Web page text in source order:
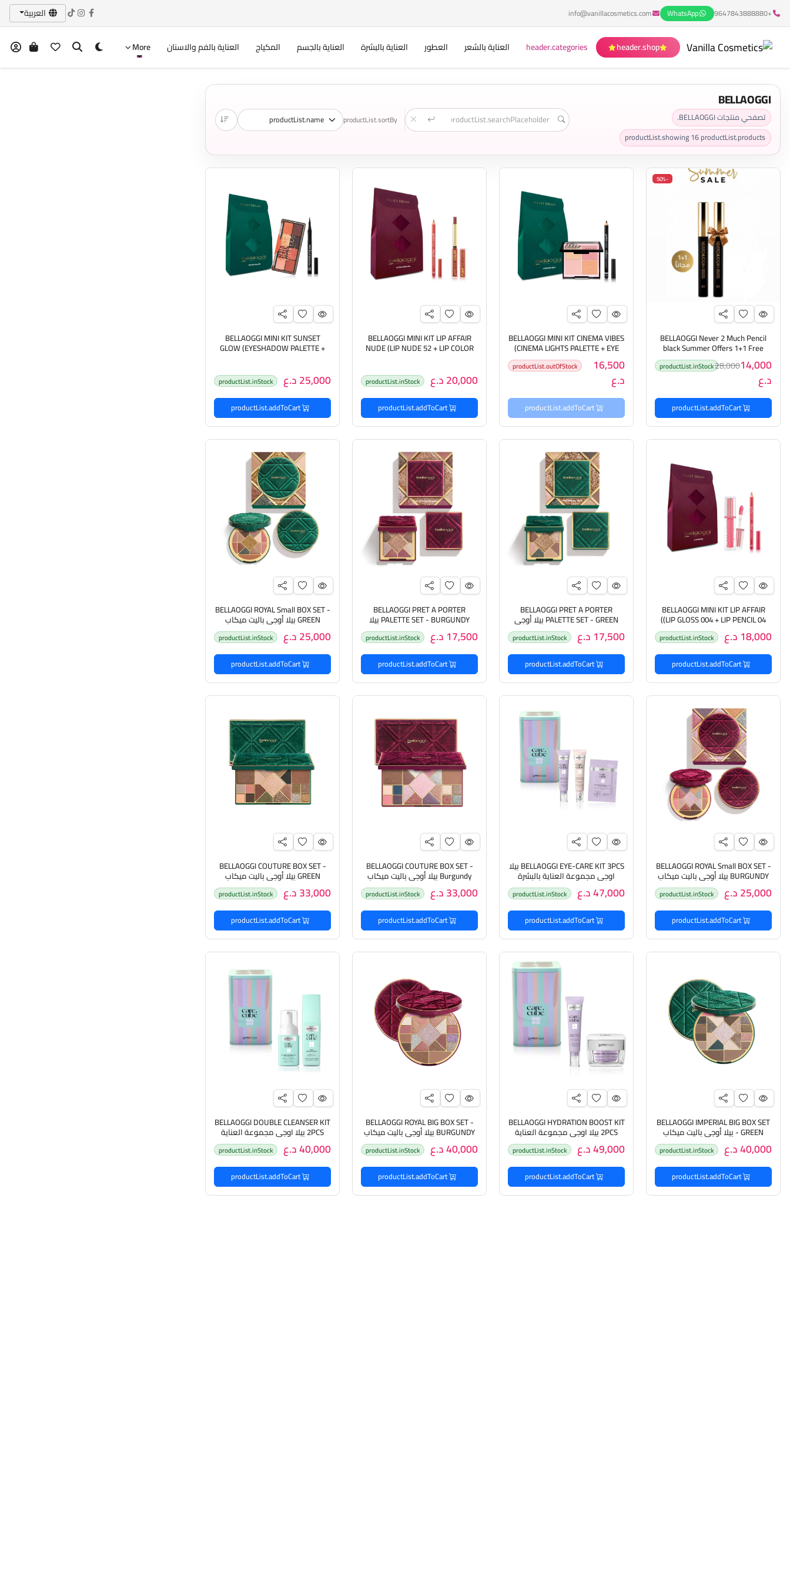
+9647843888880
WhatsApp
info@vanillacosmetics.com العربية
header.shop
header.categories العناية بالشعر العطور العناية بالبشرة العناية بالجسم المكياج العناية بالفم والاسنان More
BELLAOGGI
تصفحي منتجات BELLAOGGI.
productList.showing16productList.products
productList.sortBy
-50%
BELLAOGGI Never 2 Much Pencil
black Summer Offers 1+1 Free
بيلاأوجي عرض الصيف كحل للعين
قطعة + قطعة مجاناً14,000
د.ع
28,000
productList.inStock
productList.addToCart
BELLAOGGI MINI KIT CINEMA VIBES
(CINEMA LIGHTS PALETTE + EYE
LINER 01) بيلا أوجي بكج مكياج
عيون 16,500
د.ع
productList.outOfStock
productList.addToCart
BELLAOGGI MINI KIT LIP AFFAIR
NUDE (LIP NUDE 52 + LIP COLOR
20,000 د.ع productList.inStock
productList.addToCart
BELLAOGGI MINI KIT SUNSET
GLOW (EYESHADOW PALETTE +
25,000 د.ع productList.inStock
productList.addToCart
BELLAOGGI MINI KIT LIP AFFAIR
(LIP GLOSS 004 + LIP PENCIL 04)
بيلا أوجي بكج مكياج شفاه18,000 د.ع productList.inStock
productList.addToCart
BELLAOGGI PRET A PORTER
PALETTE SET - GREEN بيلا أوجي
باليت ظلال عيون 17,500 د.ع productList.inStock
productList.addToCart
BELLAOGGI PRET A PORTER
PALETTE SET - BURGUNDY بيلا
أوجي باليت ظلال عيون17,500 د.ع productList.inStock
productList.addToCart
BELLAOGGI ROYAL Small BOX SET -
GREEN بيلا أوجي باليت ميكاب
متكامل للبشرة 25,000 د.ع productList.inStock
productList.addToCart
BELLAOGGI ROYAL Small BOX SET -
BURGUNDY بيلا أوجي باليت ميكاب
متكامل للبشرة 25,000 د.ع productList.inStock
productList.addToCart
BELLAOGGI EYE-CARE KIT 3PCS بيلا
اوجي مجموعة العناية بالبشرة
47,000 د.ع productList.inStock
productList.addToCart
BELLAOGGI COUTURE BOX SET -
Burgundy بيلا أوجي باليت ميكاب
متكامل للبشرة 33,000 د.ع productList.inStock
productList.addToCart
BELLAOGGI COUTURE BOX SET -
GREEN بيلا أوجي باليت ميكاب
متكامل للبشرة 33,000 د.ع productList.inStock
productList.addToCart
BELLAOGGI IMPERIAL BIG BOX SET
- GREEN بيلا أوجي باليت ميكاب
متكامل للبشرة 40,000 د.ع productList.inStock
productList.addToCart
BELLAOGGI HYDRATION BOOST KIT
2PCS بيلا اوجي مجموعة العناية
بالبشرة 49,000 د.ع productList.inStock
productList.addToCart
BELLAOGGI ROYAL BIG BOX SET -
BURGUNDY بيلا أوجي باليت ميكاب
متكامل للبشرة 40,000 د.ع productList.inStock
productList.addToCart
BELLAOGGI DOUBLE CLEANSER KIT
2PCS بيلا اوجي مجموعة العناية
بالبشرة 40,000 د.ع productList.inStock
productList.addToCart